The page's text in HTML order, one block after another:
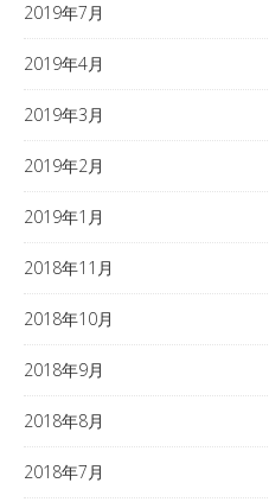
2019年7月
2019年4月
2019年3月
2019年2月
2019年1月
2018年11月
2018年10月
2018年9月
2018年8月
2018年7月